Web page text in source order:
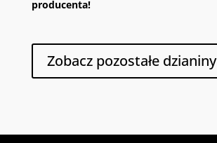
producenta!
Zobacz pozostałe dzianiny